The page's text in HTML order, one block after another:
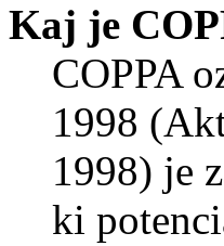
Kaj je
COPPA
1998
1998) je
ki